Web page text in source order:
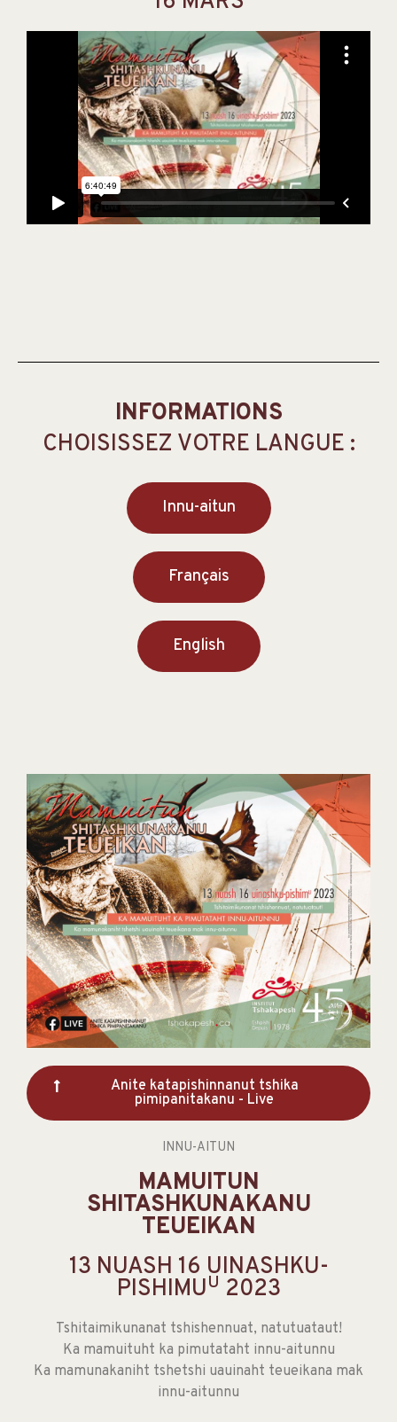
INFORMATIONS
CHOISISSEZ VOTRE LANGUE :
Innu-aitun
Français
English
Anite katapishinnanut tshika
pimipanitakanu - Live
INNU-AITUN
MAMUITUN
SHITASHKUNAKANU
TEUEIKAN
13 NUASH 16 UINASHKU-
PISHIMUU 2023
Tshitaimikunanat tshishennuat, natutuataut!
Ka mamuituht ka pimutataht innu-aitunnu
Ka mamunakaniht tshetshi uauinaht teueikana mak
innu-aitunnu